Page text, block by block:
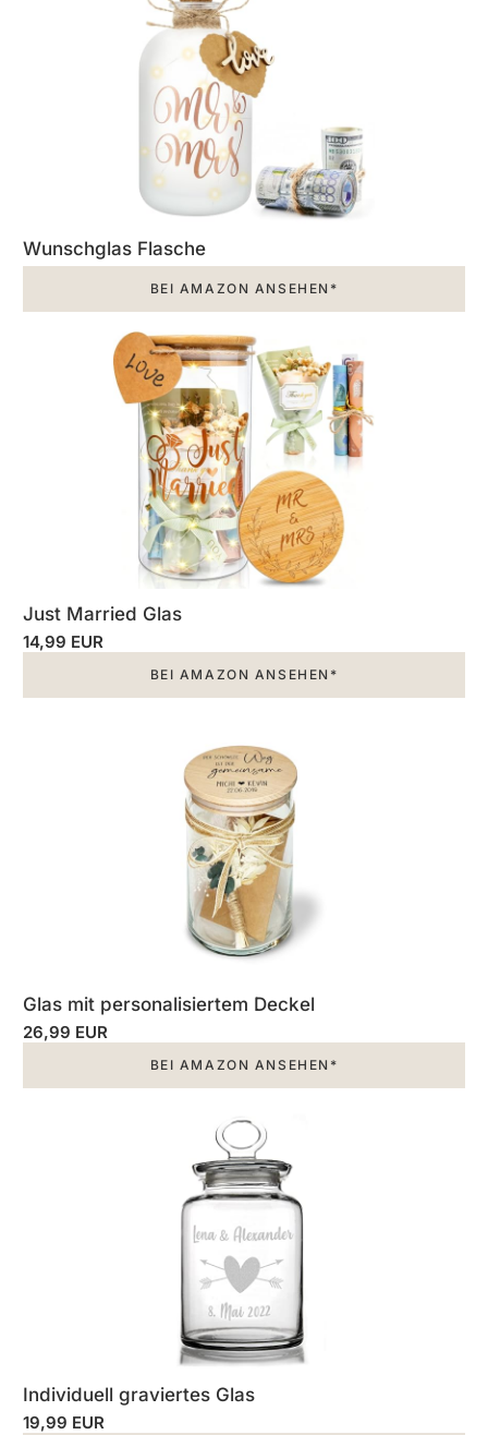
Wunschglas Flasche
BEI AMAZON ANSEHEN*
Just Married Glas
14,99 EUR
BEI AMAZON ANSEHEN*
Glas mit personalisiertem Deckel
26,99 EUR
BEI AMAZON ANSEHEN*
Individuell graviertes Glas
19,99 EUR